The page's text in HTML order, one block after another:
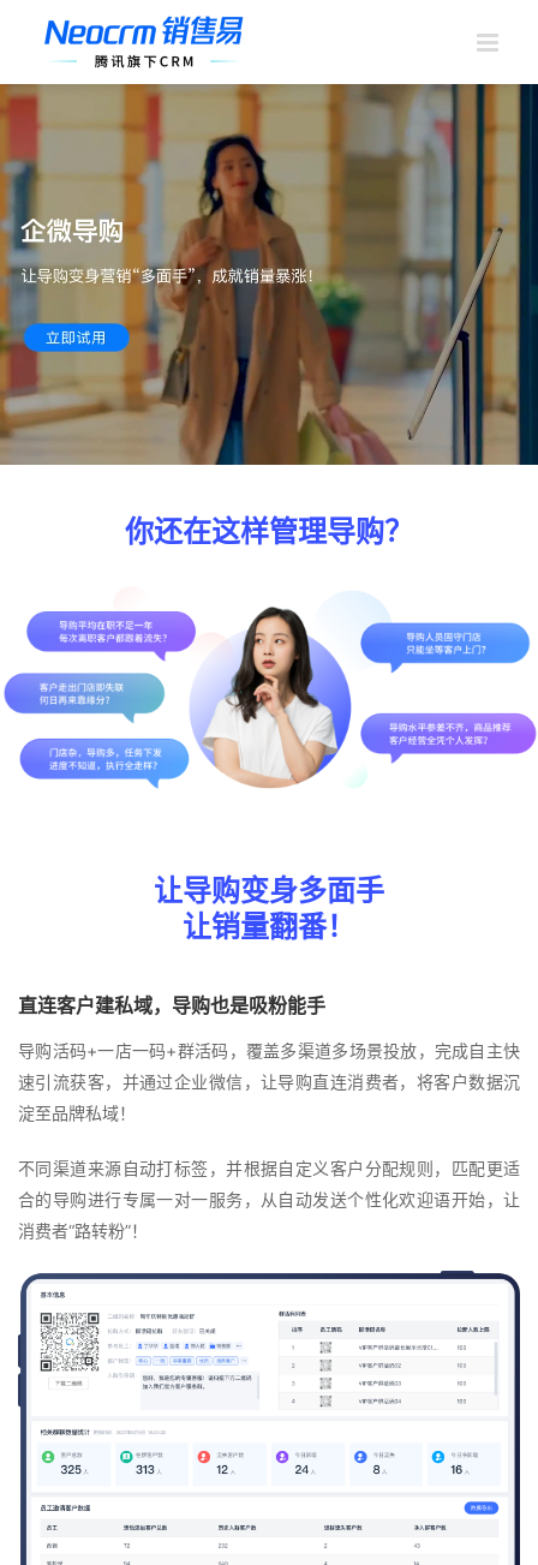
容
你还在这样管理导购？
让导购变身多面手
让销量翻番！
直连客户建私域，导购也是吸粉能手
导购活码+一店一码+群活码，覆盖多渠道多场景投放，完成自主快
速引流获客，并通过企业微信，让导购直连消费者，将客户数据沉
淀至品牌私域！
不同渠道来源自动打标签，并根据自定义客户分配规则，匹配更适
合的导购进行专属一对一服务，从自动发送个性化欢迎语开始，让
消费者“路转粉”！